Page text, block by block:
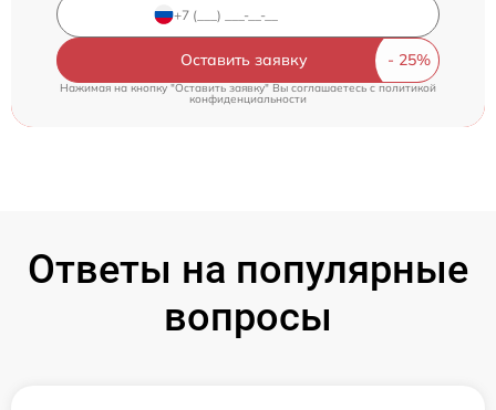
Оставить заявку
Нажимая на кнопку "Оставить заявку" Вы соглашаетесь c политикой
конфиденциальности
Ответы на популярные
вопросы